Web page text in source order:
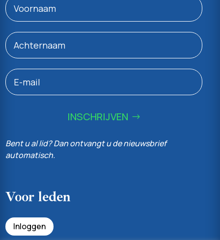
INSCHRIJVEN
Bent u al lid? Dan ontvangt u de nieuwsbrief
automatisch.
Voor leden
Inloggen